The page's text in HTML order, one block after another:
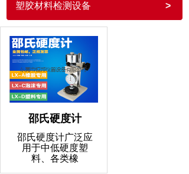
塑胶材料检测设备
>
邵氏硬度计
邵氏硬度计广泛应
用于中低硬度塑
料、各类橡